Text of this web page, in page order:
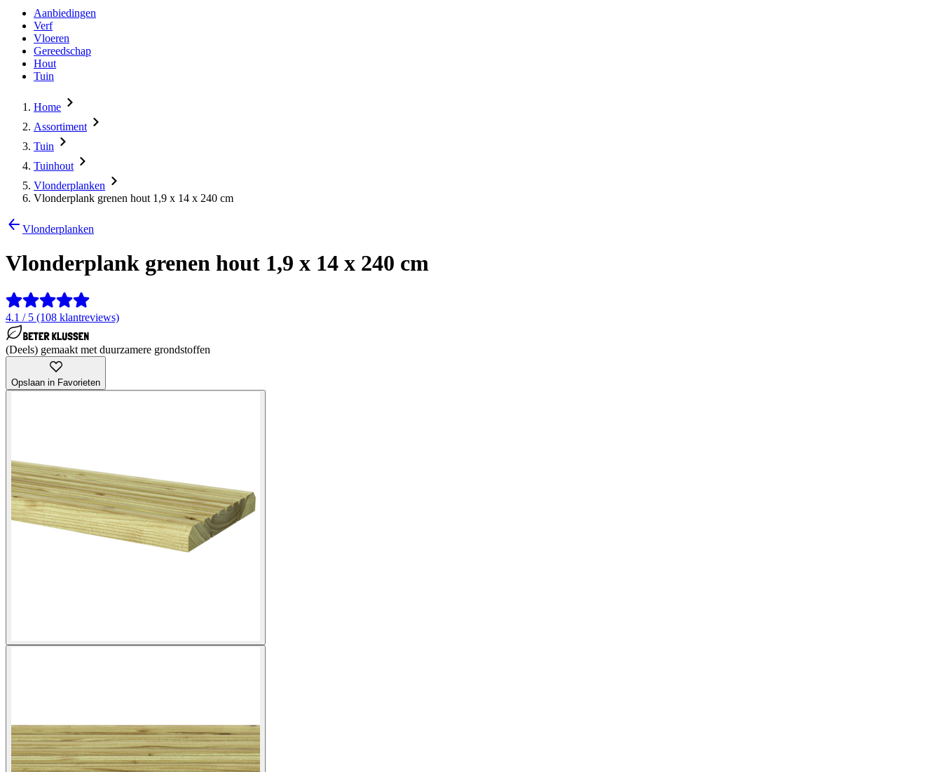
Aanbiedingen
Verf
Vloeren
Gereedschap
Hout
Tuin
Home
Assortiment
Tuin
Tuinhout
Vlonderplanken
Vlonderplank grenen hout 1,9 x 14 x 240 cm
Vlonderplanken
Vlonderplank grenen hout 1,9 x 14 x 240 cm
4.1 / 5 (108 klantreviews)
(Deels) gemaakt met duurzamere grondstoffen
Opslaan in Favorieten